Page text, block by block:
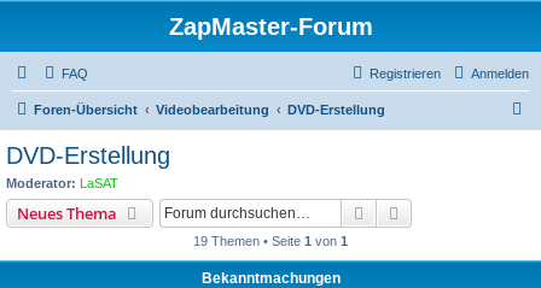
ZapMaster-Forum
FAQ Anmelden
Registrieren
Foren-Übersicht Videobearbeitung DVD-Erstellung
DVD-Erstellung
Moderator: LaSAT
Neues Thema Suche
19 Themen • Seite 1 von 1
Bekanntmachungen